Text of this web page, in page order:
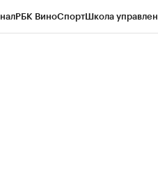
РБК ВиноСпортШкола